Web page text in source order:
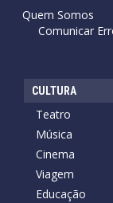
Quem Somos
Comunicar
CULTURA
Teatro
Música
Cinema
Viagem
Educação